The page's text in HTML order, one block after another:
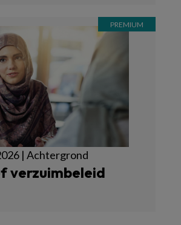
| Achtergrond
verzuimbeleid